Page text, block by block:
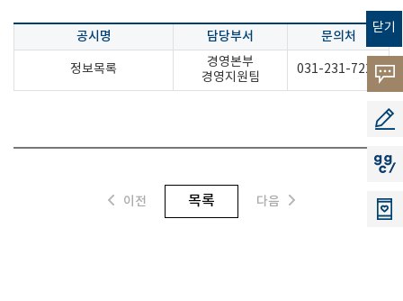
닫기
고객의
소리
공모
지지
공시명 담당부서 문의처
정보목록
경영본부
경영지원팀
031-231-7223
이전 목록 다음